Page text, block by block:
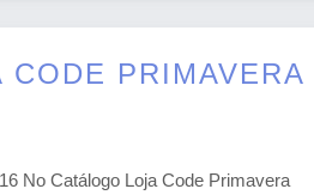
CODE PRIMAVERA
No Catálogo Loja Code Primavera